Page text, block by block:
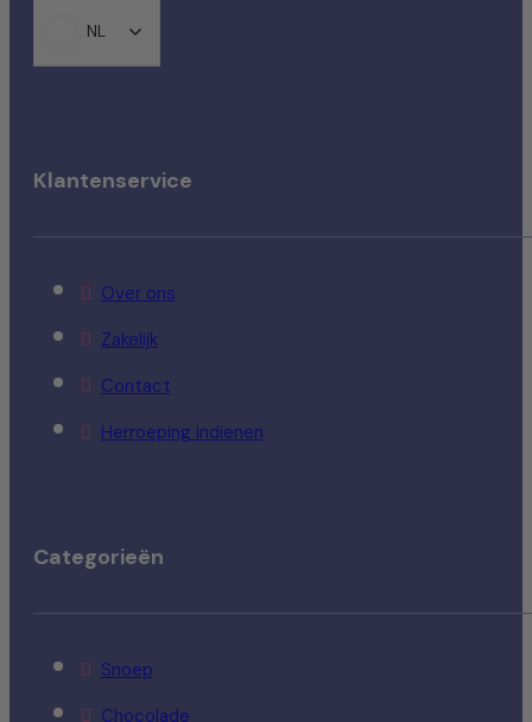
NL
Klantenservice
Over ons
Zakelijk
Contact
Herroeping indienen
Categorieën
Snoep
Chocolade